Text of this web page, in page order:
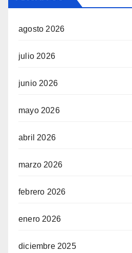
agosto 2026
julio 2026
junio 2026
mayo 2026
abril 2026
marzo 2026
febrero 2026
enero 2026
diciembre 2025